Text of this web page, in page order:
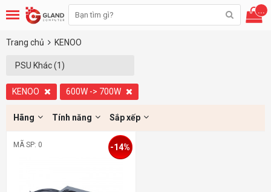
...
Trang chủ KENOO
PSU Khác (1)
KENOO 600W -> 700W
Hãng Tính năng Sắp xếp
MÃ SP: 0 -14%